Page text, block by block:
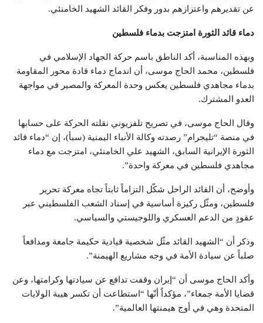
عن تقديرهم واعتزازهم بدور وفكر القائد الشهيد الخامنئي.
دماء قائد الثورة امتزجت بدماء فلسطين
وبهذه المناسبة، أكد الناطق باسم حركة الجهاد الإسلامي في
فلسطين، محمد الحاج موسى، أن اندماج دماء قادة محور المقاومة
بدماء مجاهدي فلسطين يعكس وحدة المعركة والمصير في مواجهة
العدو المشترك.
وقال الحاج موسى، في تصريح تلفزيوني نقلته الحركة على حسابها
في منصة “تليجرام” رصدته وكالة الأنباء اليمنية (سبأ)، إن “دماء قائد
الثورة الإيرانية السابق، الشهيد علي الخامنئي، امتزجت مع دماء
مجاهدي فلسطين في معركة واحدة”.
وأوضح، أن القائد الراحل شكّل التزاماً ثابتاً تجاه معركة تحرير
فلسطين، ومثّل ركيزة أساسية في إسناد الشعب الفلسطيني عبر
عقودٍ من الدعم العسكري واللوجيستي والسياسي.
وذكر أن “الشهيد القائد مثّل شخصية قيادية حكيمة جامعة ومدافعاً
صلباً عن سيادة الأمة في وجه مشاريع الهيمنة”.
وأكد الحاج موسى أن “إيران وقفت تدافع عن سيادتها وكرامتها، وعن
قضايا الأمة جمعاء”، مؤكداً أنّها “استطاعت أن تكسر هيبة الولايات
المتحدة وهي في أوج هيمنتها العالمية”.